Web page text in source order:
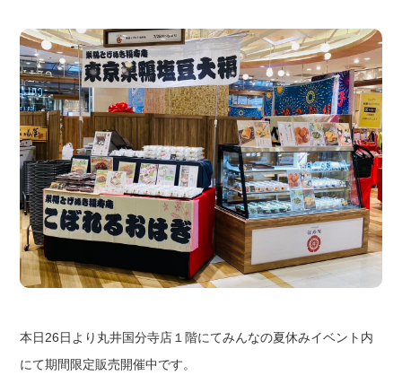
本日26日より丸井国分寺店１階にてみんなの夏休みイベント内
にて期間限定販売開催中です。